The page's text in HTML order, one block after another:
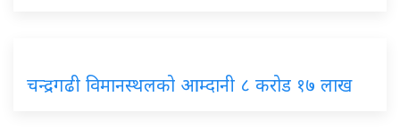
चन्द्रगढी विमानस्थलको आम्दानी ८ करोड १७ लाख